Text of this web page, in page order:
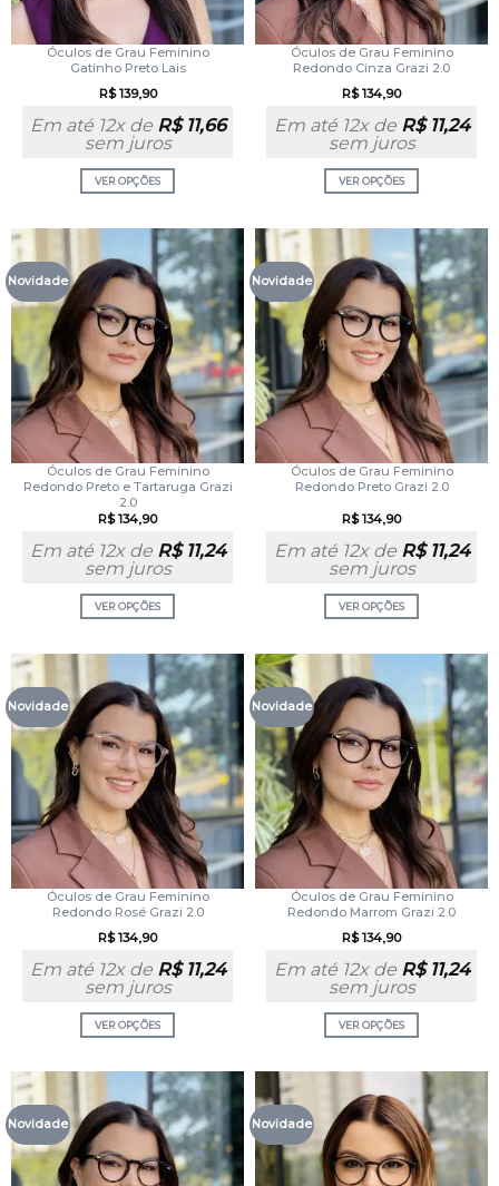
Óculos de Grau Feminino
Gatinho Preto Lais
R$139,90
Em até 12x de R$11,66
sem juros
VER OPÇÕES
Óculos de Grau Feminino
Redondo Cinza Grazi 2.0
R$134,90
Em até 12x de R$11,24
sem juros
VER OPÇÕES
Novidade
Óculos de Grau Feminino
Redondo Preto e Tartaruga Grazi
2.0
R$134,90
Em até 12x de R$11,24
sem juros
VER OPÇÕES
Novidade
Óculos de Grau Feminino
Redondo Preto Grazi 2.0
R$134,90
Em até 12x de R$11,24
sem juros
VER OPÇÕES
Novidade
Óculos de Grau Feminino
Redondo Rosé Grazi 2.0
R$134,90
Em até 12x de R$11,24
sem juros
VER OPÇÕES
Novidade
Óculos de Grau Feminino
Redondo Marrom Grazi 2.0
R$134,90
Em até 12x de R$11,24
sem juros
VER OPÇÕES
Novidade Novidade